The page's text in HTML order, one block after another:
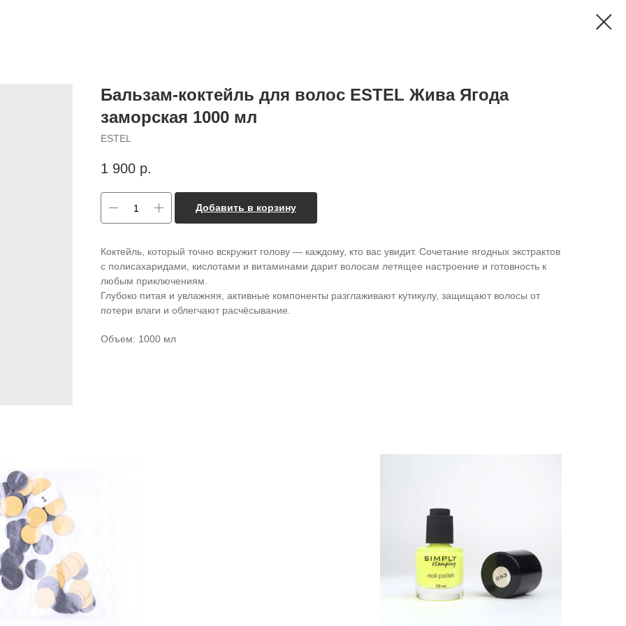
Бальзам-коктейль для волос ESTEL Жива Ягода
заморская 1000 мл
ESTEL
1 900 р.
Добавить в корзину
Коктейль, который точно вскружит голову — каждому, кто вас увидит. Сочетание ягодных экстрактов
с полисахаридами, кислотами и витаминами дарит волосам летящее настроение и готовность к
любым приключениям.
Глубоко питая и увлажняя, активные компоненты разглаживают кутикулу, защищают волосы от
потери влаги и облегчают расчёсывание.
Объем: 1000 мл